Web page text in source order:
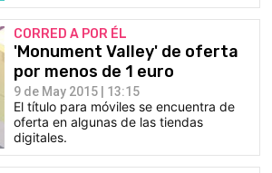
CORRED A POR ÉL
'Monument Valley' de oferta
por menos de 1 euro
9 de May 2015 | 13:15
El título para móviles se encuentra de
oferta en algunas de las tiendas
digitales.